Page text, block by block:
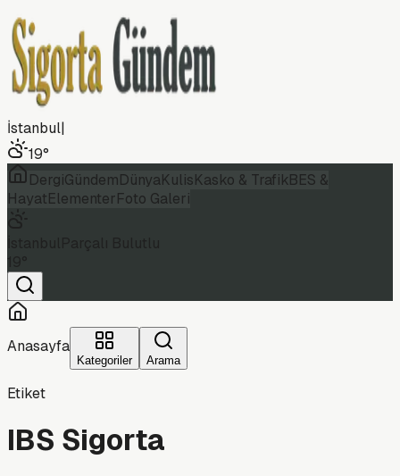
İstanbul|
19°
DergiGündemDünyaKulisKasko & TrafikBES &
HayatElementerFoto Galeri
Anasayfa
Kategoriler Arama
Etiket
IBS Sigorta